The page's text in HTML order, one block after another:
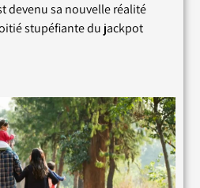
devenu sa nouvelle réalité
stupéfiante du jackpot